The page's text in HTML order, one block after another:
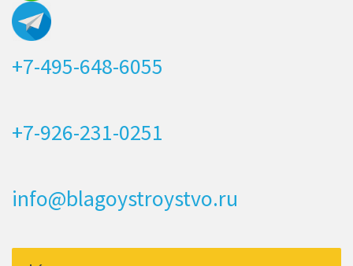
+7-495-648-6055
+7-926-231-0251
info@blagoystroystvo.ru